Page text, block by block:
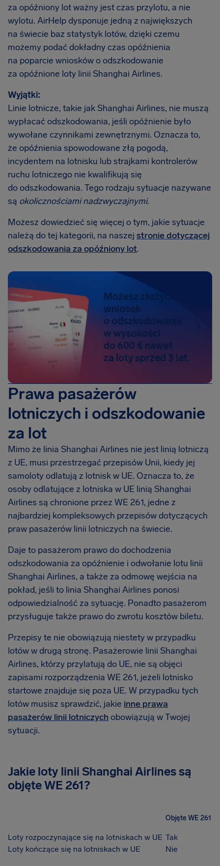
za opóźniony lot ważny jest czas przylotu, a nie
wylotu. AirHelp dysponuje jedną z największych
na świecie baz statystyk lotów, dzięki czemu
możemy podać dokładny czas opóźnienia
na poparcie wniosków o odszkodowanie
za opóźnione loty linii Shanghai Airlines.
Wyjątki:
Linie lotnicze, takie jak Shanghai Airlines, nie muszą
wypłacać odszkodowania, jeśli opóźnienie było
wywołane czynnikami zewnętrznymi. Oznacza to,
że opóźnienia spowodowane złą pogodą,
incydentem na lotnisku lub strajkami kontrolerów
ruchu lotniczego nie kwalifikują się
do odszkodowania. Tego rodzaju sytuacje nazywane
są okolicznościami nadzwyczajnymi.
Możesz dowiedzieć się więcej o tym, jakie sytuacje
należą do tej kategorii, na naszej stronie dotyczącej
odszkodowania za opóźniony lot.
Możesz złożyć
wniosek
o odszkodowanie
w wysokości
do 600 € nawet
za loty sprzed 3 lat.
Prawa pasażerów
lotniczych i odszkodowanie
za lot
Mimo że linia Shanghai Airlines nie jest linią lotniczą
z UE, musi przestrzegać przepisów Unii, kiedy jej
samoloty odlatują z lotnisk w UE. Oznacza to, że
osoby odlatujące z lotniska w UE linią Shanghai
Airlines są chronione przez WE 261, jedne z
najbardziej kompleksowych przepisów dotyczących
praw pasażerów linii lotniczych na świecie.
Daje to pasażerom prawo do dochodzenia
odszkodowania za opóźnienie i odwołanie lotu linii
Shanghai Airlines, a także za odmowę wejścia na
pokład, jeśli to linia Shanghai Airlines ponosi
odpowiedzialność za sytuację. Ponadto pasażerom
przysługuje także prawo do zwrotu kosztów biletu.
Przepisy te nie obowiązują niestety w przypadku
lotów w drugą stronę. Pasażerowie linii Shanghai
Airlines, którzy przylatują do UE, nie są objęci
zapisami rozporządzenia WE 261, jeżeli lotnisko
startowe znajduje się poza UE. W przypadku tych
lotów musisz sprawdzić, jakie inne prawa
pasażerów linii lotniczych obowiązują w Twojej
sytuacji.
Jakie loty linii Shanghai Airlines są
objęte WE 261?
Objęte WE 261
Loty rozpoczynające się na lotniskach w UE Tak
Loty kończące się na lotniskach w UE
Nie